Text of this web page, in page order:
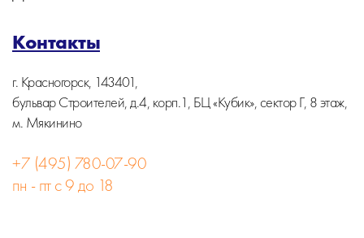
Контакты
г. Красногорск, 143401,
бульвар Строителей, д.4, корп.1, БЦ «Кубик», сектор Г, 8 этаж,
м. Мякинино
+7 (495) 780-07-90
пн - пт с 9 до 18